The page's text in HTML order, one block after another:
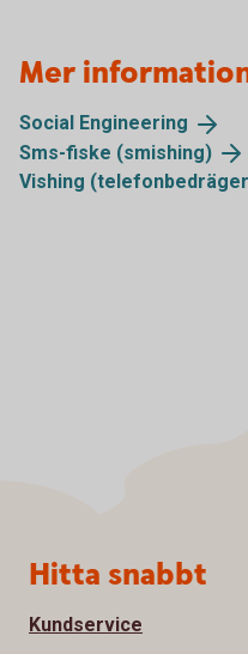
Mer
Social Engineering
Sms-fiske (smishing)
Vishing
Sidfot
Hitta snabbt
Kundservice